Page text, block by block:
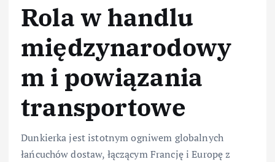
Rola w handlu
międzynarodowy
m i powiązania
transportowe
Dunkierka jest istotnym ogniwem globalnych
łańcuchów dostaw, łączącym Francję i Europę z